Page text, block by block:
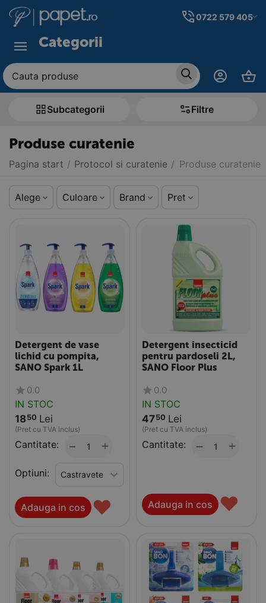
0722 579 405
Categorii
Subcategorii Filtre
Produse curatenie
Pagina start / Protocol si curatenie / Produse curatenie
Alege Culoare Brand Pret
Detergent de vase
lichid cu pompita,
SANO Spark 1L
0.0
IN STOC
1850 Lei
(Pret cu TVA inclus)
Cantitate: +
−
Optiuni:
Adauga in cos ♥
Detergent insecticid
pentru pardoseli 2L,
SANO Floor Plus
0.0
IN STOC
4750 Lei
(Pret cu TVA inclus)
Cantitate: +
−
Adauga in cos ♥